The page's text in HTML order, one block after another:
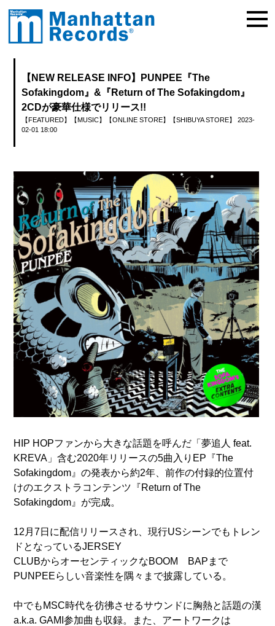
【NEW RELEASE INFO】PUNPEE『The
Sofakingdom』&『Return of The Sofakingdom』
2CDが豪華仕様でリリース!!
【FEATURED】 【MUSIC】 【ONLINE STORE】 【SHIBUYA STORE】
2023-
02-01 18:00
HIP HOPファンから大きな話題を呼んだ「夢追人 feat.
KREVA」含む2020年リリースの5曲入りEP『The
Sofakingdom』の発表から約2年、前作の付録的位置付
けのエクストラコンテンツ『Return of The
Sofakingdom』が完成。
12月7日に配信リリースされ、現行USシーンでもトレン
ドとなっているJERSEY
CLUBからオーセンティックなBOOM BAPまで
PUNPEEらしい音楽性を隅々まで披露している。
中でもMSC時代を彷彿させるサウンドに胸熱と話題の漢
a.k.a. GAMI参加曲も収録。また、アートワークは